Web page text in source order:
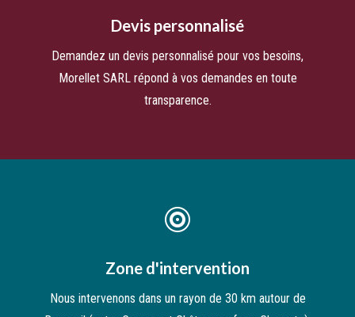
Devis personnalisé
Demandez un devis personnalisé pour vos besoins,
Morellet SARL répond à vos demandes en toute
transparence.

Zone d'intervention
Nous intervenons dans un rayon de 30 km autour de